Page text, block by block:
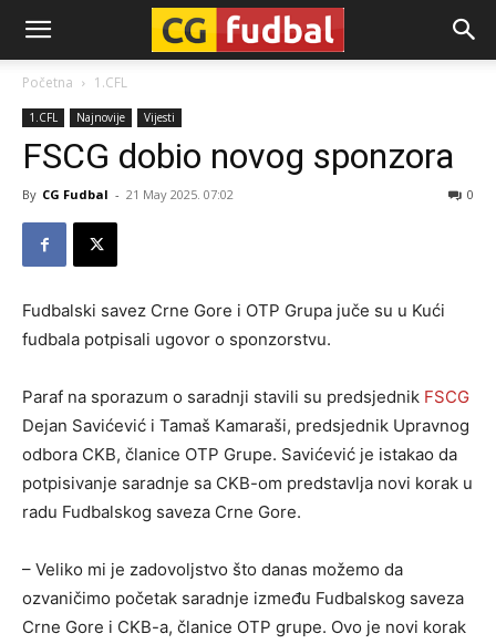
CG-
Fudbal
Početna 1.CFL
1.CFL Najnovije Vijesti
FSCG dobio novog sponzora
By CG Fudbal - 21 May 2025. 07:02 0
Fudbalski savez Crne Gore i OTP Grupa juče su u Kući
fudbala potpisali ugovor o sponzorstvu.
Paraf na sporazum o saradnji stavili su predsjednik FSCG
Dejan Savićević i Tamaš Kamaraši, predsjednik Upravnog
odbora CKB, članice OTP Grupe. Savićević je istakao da
potpisivanje saradnje sa CKB-om predstavlja novi korak u
radu Fudbalskog saveza Crne Gore.
– Veliko mi je zadovoljstvo što danas možemo da
ozvaničimo početak saradnje između Fudbalskog saveza
Crne Gore i CKB-a, članice OTP grupe. Ovo je novi korak